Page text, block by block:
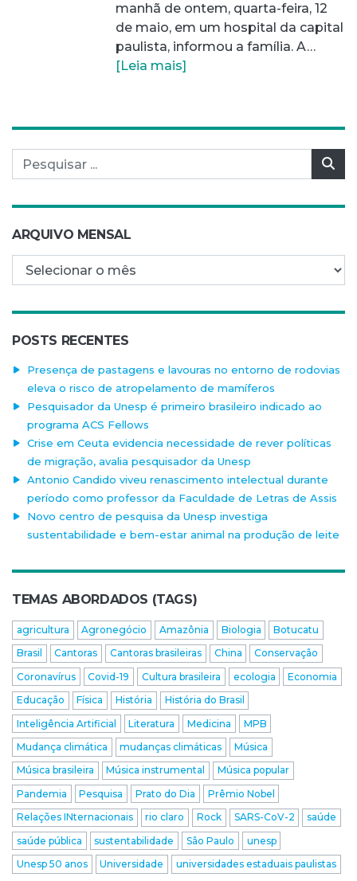
manhã de ontem, quarta-feira, 12
de maio, em um hospital da capital
paulista, informou a família. A…
[Leia mais]
Pesquisar por:
ARQUIVO MENSAL
Arquivo mensal
POSTS RECENTES
Presença de pastagens e lavouras no entorno de rodovias
eleva o risco de atropelamento de mamíferos
Pesquisador da Unesp é primeiro brasileiro indicado ao
programa ACS Fellows
Crise em Ceuta evidencia necessidade de rever políticas
de migração, avalia pesquisador da Unesp
Antonio Candido viveu renascimento intelectual durante
período como professor da Faculdade de Letras de Assis
Novo centro de pesquisa da Unesp investiga
sustentabilidade e bem-estar animal na produção de leite
TEMAS ABORDADOS (TAGS)
agricultura Agronegócio Amazônia Biologia
Botucatu
Brasil
Cantoras Cantoras brasileiras China
Conservação
Coronavírus
Covid-19 Cultura brasileira ecologia
Economia
Educação
Física História
História do Brasil
Inteligência Artificial
Literatura Medicina
MPB
Mudança climática
mudanças climáticas
Música
Música brasileira
Música instrumental
Música popular
Pandemia
Pesquisa Prato do Dia
Prêmio Nobel
Relações INternacionais
rio claro Rock SARS-CoV-2
saúde
saúde pública
sustentabilidade São Paulo
unesp
Unesp 50 anos
Universidade universidades estaduais paulistas